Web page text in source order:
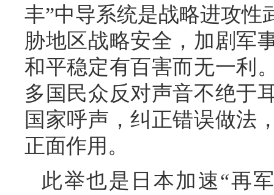
丰”中导系统是战略进攻性
胁地区战略安全，加剧军
和平稳定有百害而无一利
多国民众反对声音不绝于
国家呼声，纠正错误做法
正面作用。
此举也是日本加速“再